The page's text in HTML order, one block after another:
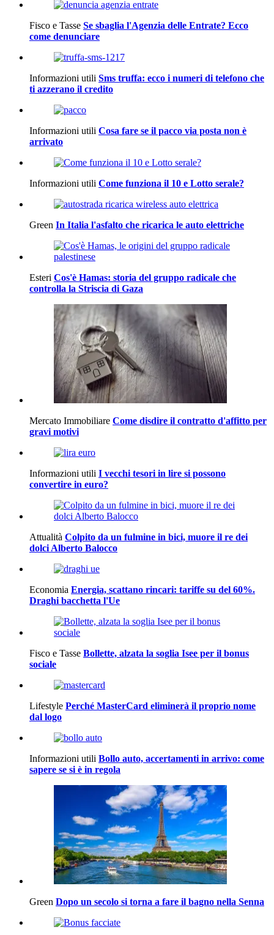
Fisco e Tasse Se sbaglia l'Agenzia delle Entrate? Ecco
come denunciare
Informazioni utili Sms truffa: ecco i numeri di telefono che
ti azzerano il credito
Informazioni utili Cosa fare se il pacco via posta non è
arrivato
Informazioni utili Come funziona il 10 e Lotto serale?
Green In Italia l'asfalto che ricarica le auto elettriche
Esteri Cos'è Hamas: storia del gruppo radicale che
controlla la Striscia di Gaza
Mercato Immobiliare Come disdire il contratto d'affitto per
gravi motivi
Informazioni utili I vecchi tesori in lire si possono
convertire in euro?
Attualità Colpito da un fulmine in bici, muore il re dei
dolci Alberto Balocco
Economia Energia, scattano rincari: tariffe su del 60%.
Draghi bacchetta l'Ue
Fisco e Tasse Bollette, alzata la soglia Isee per il bonus
sociale
Lifestyle Perché MasterCard eliminerà il proprio nome
dal logo
Informazioni utili Bollo auto, accertamenti in arrivo: come
sapere se si è in regola
Green Dopo un secolo si torna a fare il bagno nella Senna